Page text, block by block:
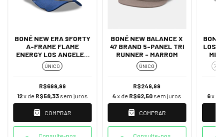
BONÉ NEW ERA 9FORTY
A-FRAME FLAME
ENERGY LOS ANGELES
DODGERS
ÚNICO
R$699,99
12x de R$58,33 sem juros
COMPRAR
BONÉ NEW BALANCE X
47 BRAND 5-PANEL TRI
RUNNER - MARROM
ÚNICO
R$249,99
4 x de R$62,50sem juros
COMPRAR
LOS
7 1/
6x